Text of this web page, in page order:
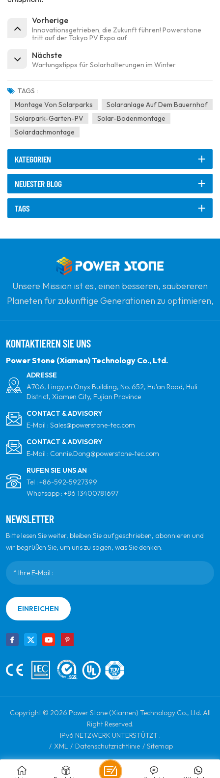
Vorherige
Innovationsgetrieben, die Zukunft führen! Powerstone
tritt auf der Tokyo PV Expo auf
Nächste
Wartungstipps für Solarhalterungen im Winter
TAGS :
Montage Von Solarparks
Solaranlage Auf Dem Bauernhof
Solarpark-Garten-PV
Solar-Bodenmontage
Solardachmontage
KATEGORIEN
NEUESTER BLOG
TAGS
Unsere Mission ist es, einen besseren, saubereren
Planeten für zukünftige Generationen zu optimieren,
Energieprodukten und Ihrem vertrauenswürdigsten
globalen Partner für Qualität, Professionalität und
KONTAKTIEREN SIE UNS
Power Stone (Xiamen) Technology Co., Ltd.
ADRESSE
A706, Lingyun Onyx Building, No. 652, Hu'an Road, Huli
District, Xiamen City, Fujian Province
CONTACT & ADVISORY
E-Mail : Sales@powerstone-tec.com
CONTACT & ADVISORY
E-Mail : Connie.Dong@powerstone-tec.com
RUFEN SIE UNS AN
Tel : +86-592-5927399
Whatsapp : +86 13400781697
NEWSLETTER
Bitte lesen Sie weiter, bleiben Sie aufgeschrieben, abonnieren und
wir begrüßen Sie, um uns zu sagen, was Sie denken.
EINREICHEN
Copyright © 2026 Power Stone (Xiamen) Technology Co., Ltd. All
Right Reserved.
IPv6 NETZWERK UNTERSTÜTZT .
/ XML / Datenschutzrichtlinie / Sitemap